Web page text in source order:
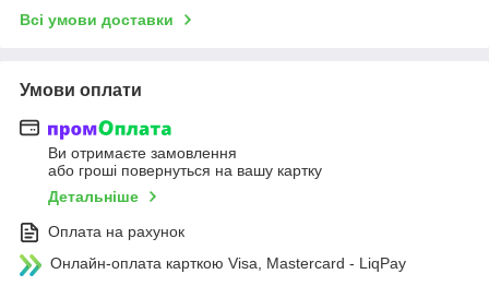
Всі умови доставки
Умови оплати
Ви отримаєте замовлення
або гроші повернуться на вашу картку
Детальніше
Оплата на рахунок
Онлайн-оплата карткою Visa, Mastercard - LiqPay